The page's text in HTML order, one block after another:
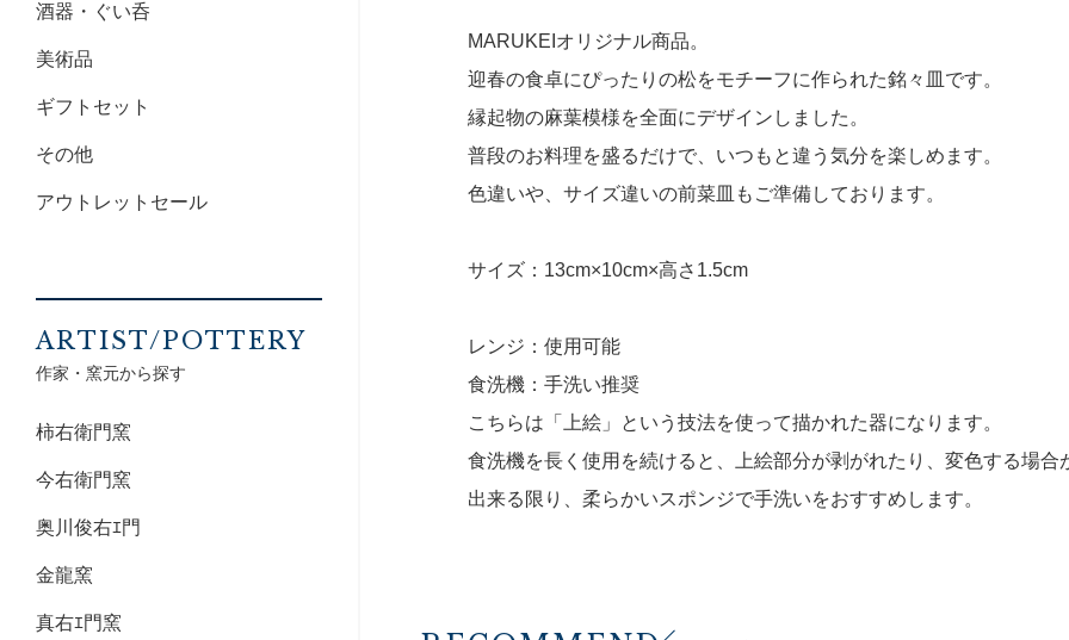
MARUKEIオリジナル商品。
迎春の食卓にぴったりの松をモチーフに作られた銘々皿です。
縁起物の麻葉模様を全面にデザインしました。
普段のお料理を盛るだけで、いつもと違う気分を楽しめます。
色違いや、サイズ違いの前菜皿もご準備しております。
サイズ：13cm×10cm×高さ1.5cm
レンジ：使用可能
食洗機：手洗い推奨
こちらは「上絵」という技法を使って描かれた器になります。
食洗機を長く使用を続けると、上絵部分が剥がれたり、変色する場合
出来る限り、柔らかいスポンジで手洗いをおすすめします。
酒器・ぐい呑
美術品
ギフトセット
その他
アウトレットセール
ARTIST/POTTERY
作家・窯元から探す
柿右衛門窯
今右衛門窯
奥川俊右ｴ門
金龍窯
真右ｴ門窯